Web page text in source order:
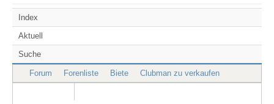
XBR.de
Technik
Forum
Treffen & Touren
Index
Aktuell
Suche
Forum Forenliste Biete Clubman zu verkaufen